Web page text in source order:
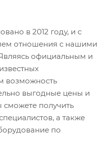
в 2012 году, и с
отношения с нашими
официальным и
возможность
выгодные цены и
сможете получить
а также
по